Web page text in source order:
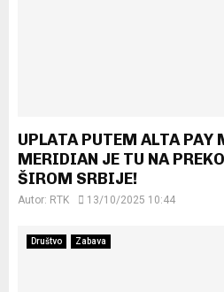
UPLATA PUTEM ALTA PAY
MERIDIAN JE TU NA
ŠIROM SRBIJE!
Autor: RTK 13/10/2025 10:44
Društvo Zabava